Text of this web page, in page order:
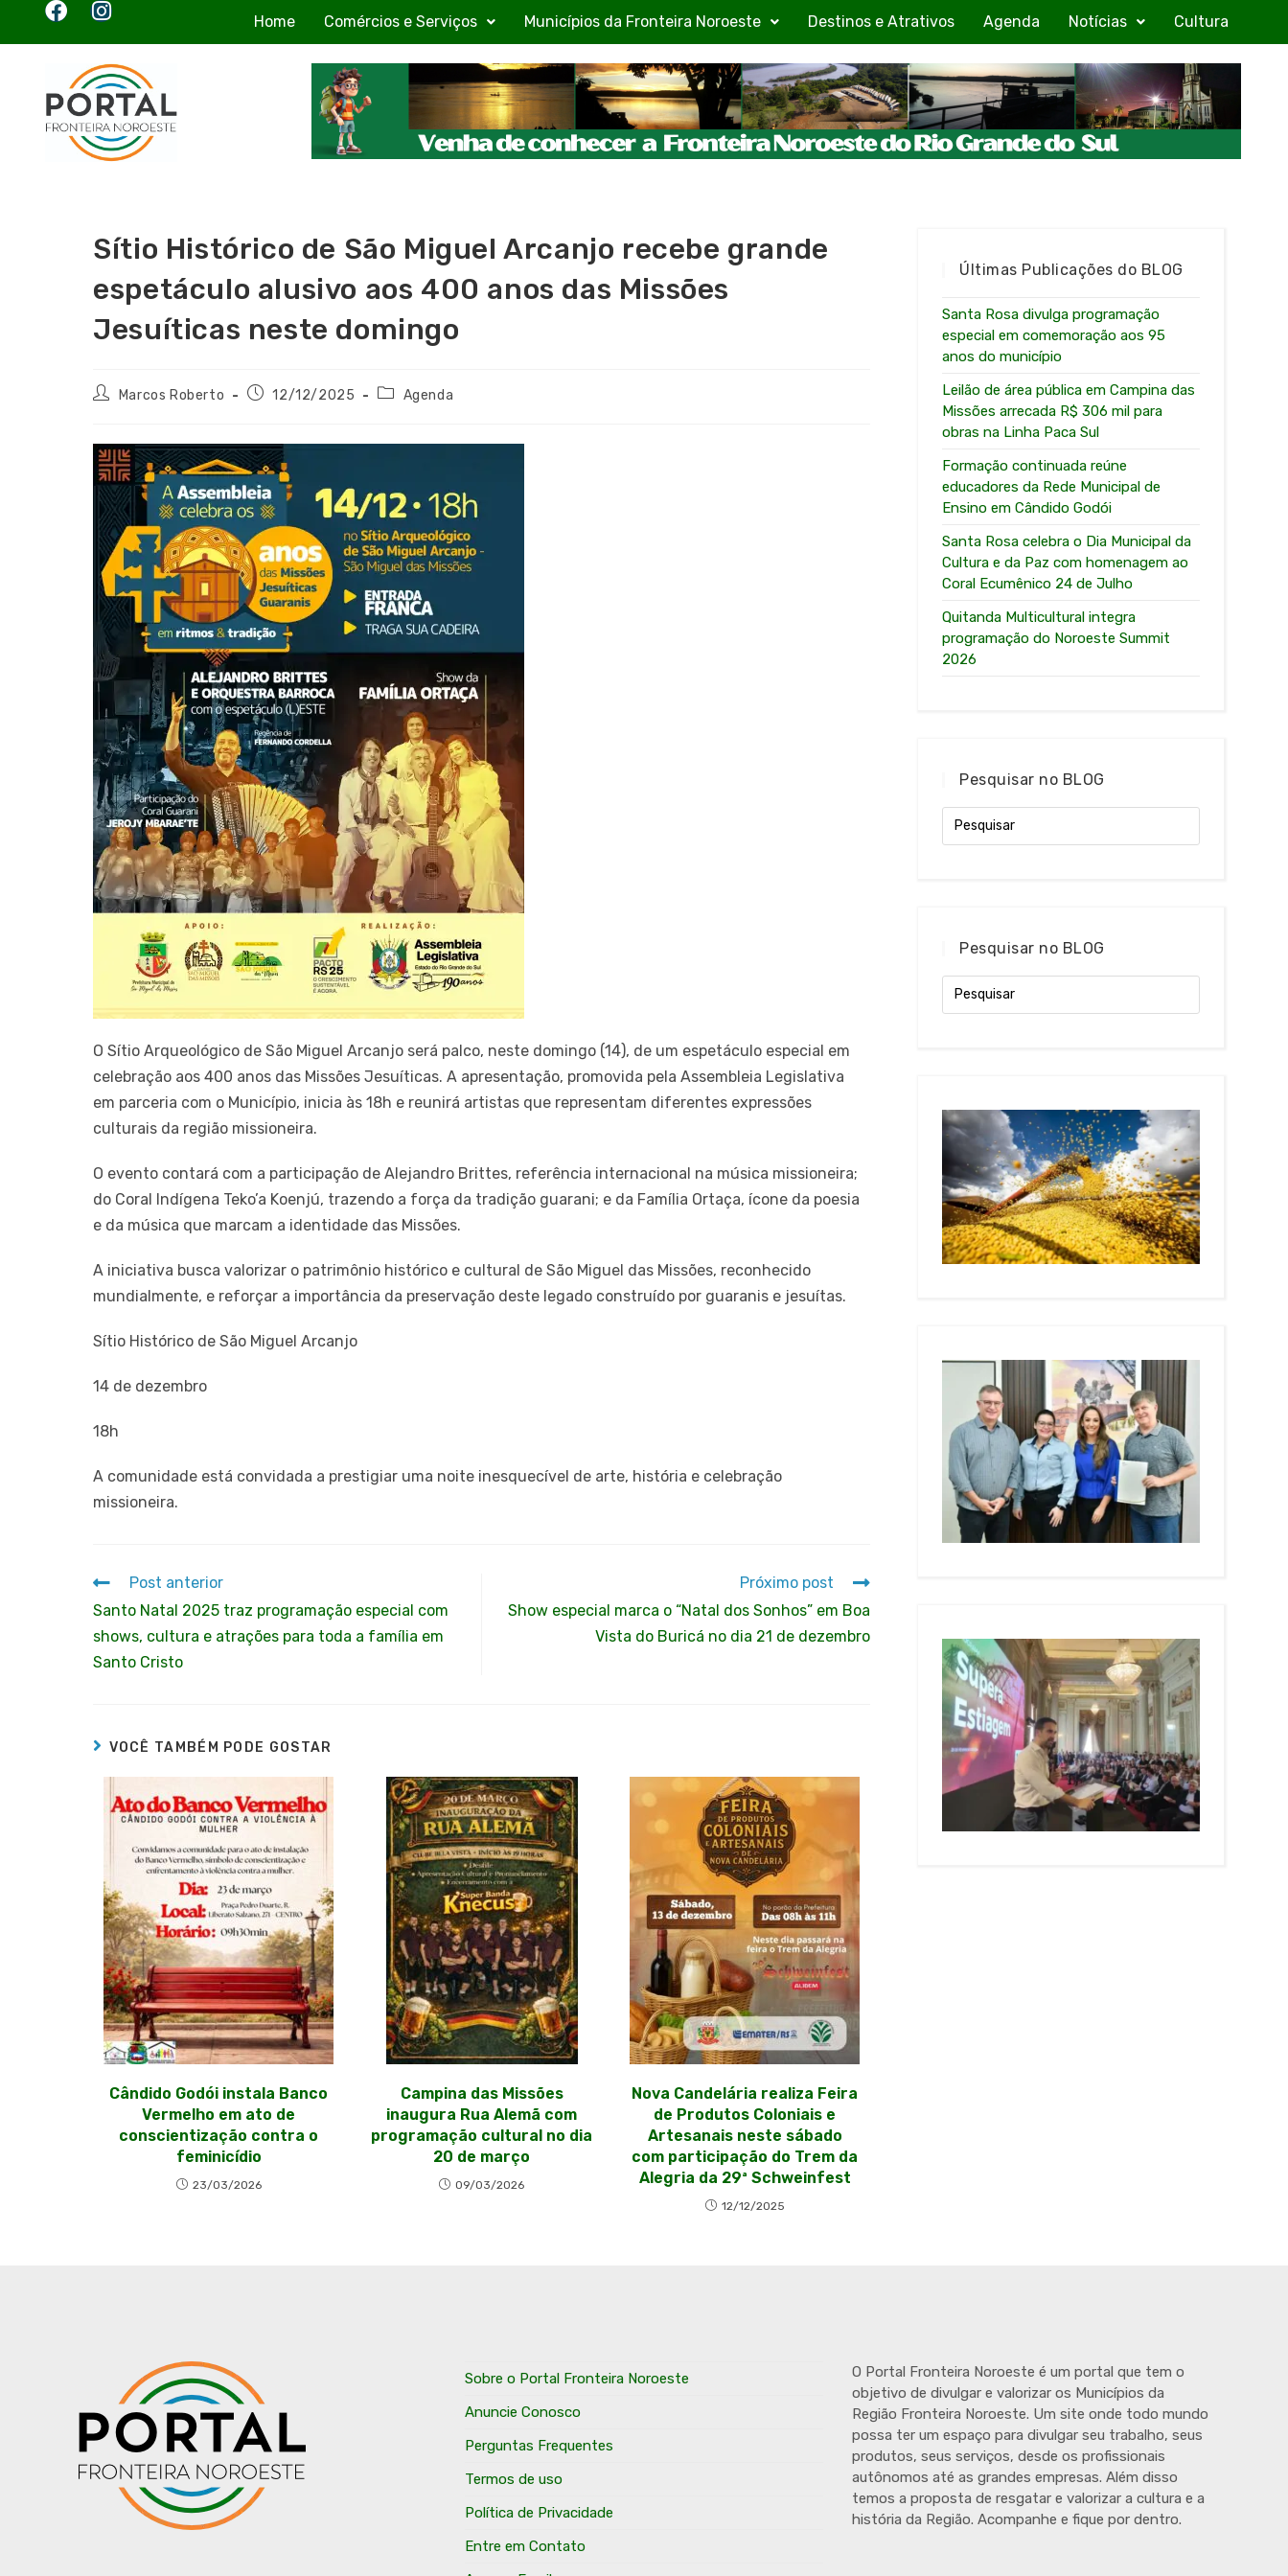
Home Comércios e Serviços Municípios da Fronteira Noroeste Destinos e Atrativos Agenda Notícias Cultura
Sítio Histórico de São Miguel Arcanjo recebe grande
espetáculo alusivo aos 400 anos das Missões
Jesuíticas neste domingo
Marcos Roberto 12/12/2025 Agenda
O Sítio Arqueológico de São Miguel Arcanjo será palco, neste domingo (14), de um espetáculo especial em
celebração aos 400 anos das Missões Jesuíticas. A apresentação, promovida pela Assembleia Legislativa
em parceria com o Município, inicia às 18h e reunirá artistas que representam diferentes expressões
culturais da região missioneira.
O evento contará com a participação de Alejandro Brittes, referência internacional na música missioneira;
do Coral Indígena Teko’a Koenjú, trazendo a força da tradição guarani; e da Família Ortaça, ícone da poesia
e da música que marcam a identidade das Missões.
A iniciativa busca valorizar o patrimônio histórico e cultural de São Miguel das Missões, reconhecido
mundialmente, e reforçar a importância da preservação deste legado construído por guaranis e jesuítas.
Sítio Histórico de São Miguel Arcanjo
14 de dezembro
18h
A comunidade está convidada a prestigiar uma noite inesquecível de arte, história e celebração
missioneira.
Post anterior
Santo Natal 2025 traz programação especial com
shows, cultura e atrações para toda a família em
Santo Cristo
Próximo post
Show especial marca o “Natal dos Sonhos” em Boa
Vista do Buricá no dia 21 de dezembro
VOCÊ TAMBÉM PODE GOSTAR
Cândido Godói instala Banco
Vermelho em ato de
conscientização contra o
feminicídio
23/03/2026
Campina das Missões
inaugura Rua Alemã com
programação cultural no dia
20 de março
09/03/2026
Nova Candelária realiza Feira
de Produtos Coloniais e
Artesanais neste sábado
com participação do Trem da
Alegria da 29ª Schweinfest
12/12/2025
Últimas Publicações do BLOG
Santa Rosa divulga programação
especial em comemoração aos 95
anos do município
Leilão de área pública em Campina das
Missões arrecada R$ 306 mil para
obras na Linha Paca Sul
Formação continuada reúne
educadores da Rede Municipal de
Ensino em Cândido Godói
Santa Rosa celebra o Dia Municipal da
Cultura e da Paz com homenagem ao
Coral Ecumênico 24 de Julho
Quitanda Multicultural integra
programação do Noroeste Summit
2026
Pesquisar no BLOG
Pesquisar no BLOG
Sobre o Portal Fronteira Noroeste
Anuncie Conosco
Perguntas Frequentes
Termos de uso
Política de Privacidade
Entre em Contato
O Portal Fronteira Noroeste é um portal que tem o
objetivo de divulgar e valorizar os Municípios da
Região Fronteira Noroeste. Um site onde todo mundo
possa ter um espaço para divulgar seu trabalho, seus
produtos, seus serviços, desde os profissionais
autônomos até as grandes empresas. Além disso
temos a proposta de resgatar e valorizar a cultura e a
história da Região. Acompanhe e fique por dentro.